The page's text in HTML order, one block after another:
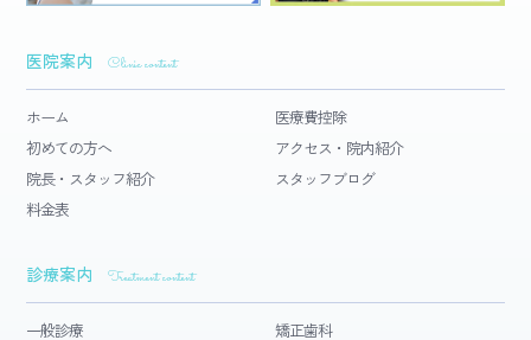
医院案内 Clinic content
ホーム
医療費控除
初めての方へ
アクセス・院内紹介
院長・スタッフ紹介
スタッフブログ
料金表
診療案内 Treatment content
一般診療
矯正歯科